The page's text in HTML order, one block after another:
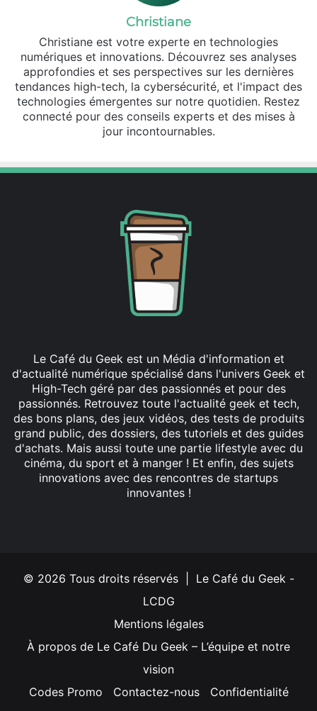
Christiane
Christiane est votre experte en technologies
numériques et innovations. Découvrez ses analyses
approfondies et ses perspectives sur les dernières
tendances high-tech, la cybersécurité, et l'impact des
technologies émergentes sur notre quotidien. Restez
connecté pour des conseils experts et des mises à
jour incontournables.
Le Café du Geek est un Média d'information et
d'actualité numérique spécialisé dans l'univers Geek et
High-Tech géré par des passionnés et pour des
passionnés. Retrouvez toute l'actualité geek et tech,
des bons plans, des jeux vidéos, des tests de produits
grand public, des dossiers, des tutoriels et des guides
d'achats. Mais aussi toute une partie lifestyle avec du
cinéma, du sport et à manger ! Et enfin, des sujets
innovations avec des rencontres de startups
innovantes !
© 2026 Tous droits réservés | Le Café du Geek -
LCDG
Mentions légales
À propos de Le Café Du Geek – L’équipe et notre
vision
Codes Promo
Contactez-nous Confidentialité